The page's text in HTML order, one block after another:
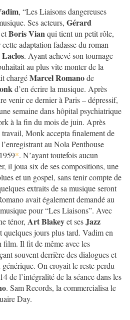
, “Les Liaisons dangereuses
Ses acteurs, Gérard
etBoris Vian qui tient un petit rôle,
adaptation fadasse du roman
. Ayant achevé son tournage
au plus vite monter de la
chargéMarcel Romanode
d’en écrire la musique. Après
venir ce dernier à Paris – dépressif,
semaine dans hôpital psychiatrique
à la fin du mois de juin. Après
Monk accepta finalement de
au Nola Penthouse
*. N’ayant toutefois aucun
il joua six de ses compositions, une
et un gospel, sans tenir compte de
extraits de sa musique seront
avait également demandé au
pour “Les Liaisons”. Avec
ténor, Art Blakeyet sesJazz
quelques jours plus tard. Vadim en
film. Il fit de même avec les
souvent derrière des dialogues et
On croyait le reste perdu
de l’intégralité de la séance dans les
. Sam Records, la commercialisa le
Day.